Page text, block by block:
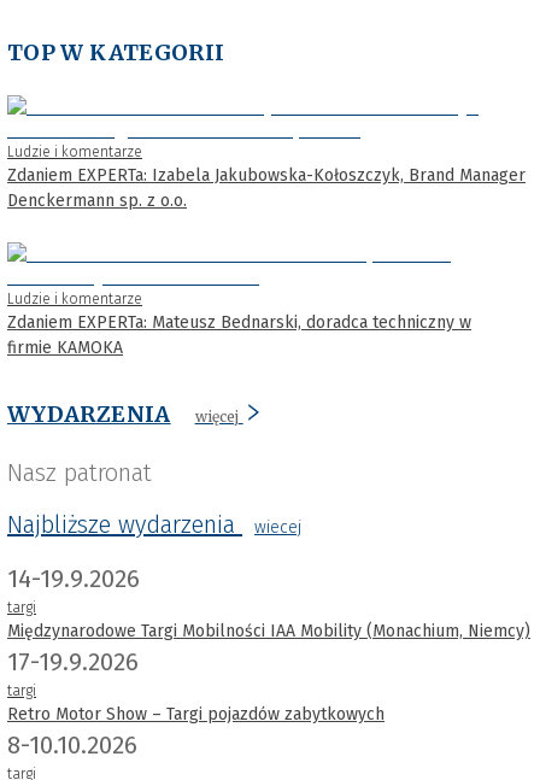
TOP W KATEGORII
Ludzie i komentarze
Zdaniem EXPERTa: Izabela Jakubowska-Kołoszczyk, Brand Manager
Denckermann sp. z o.o.
Ludzie i komentarze
Zdaniem EXPERTa: Mateusz Bednarski, doradca techniczny w
firmie KAMOKA
WYDARZENIA więcej
Nasz patronat
Najbliższe wydarzenia
wiecej
14-19.9.2026
targi
Międzynarodowe Targi Mobilności IAA Mobility (Monachium, Niemcy)
17-19.9.2026
targi
Retro Motor Show – Targi pojazdów zabytkowych
8-10.10.2026
targi